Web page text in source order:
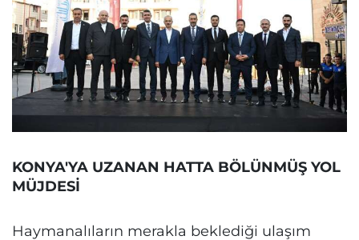
KONYA'YA UZANAN HATTA BÖLÜNMÜŞ YOL
MÜJDESİ
Haymanalıların merakla beklediği ulaşım